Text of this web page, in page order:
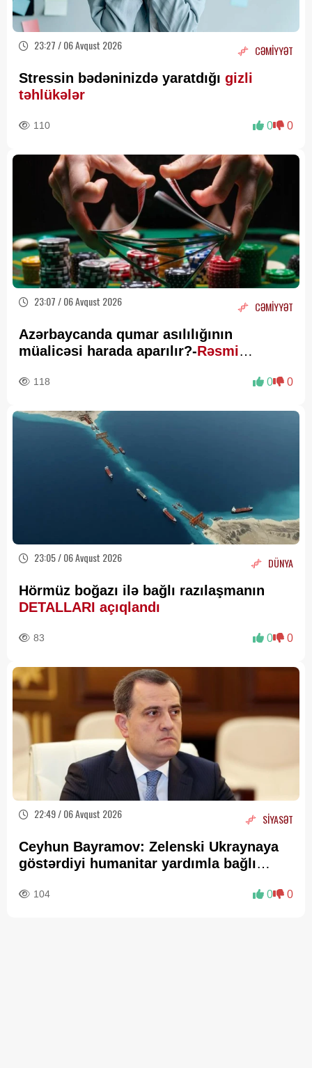
23:27 / 06 Avqust 2026 CƏMİYYƏT
Stressin bədəninizdə yaratdığı gizli
təhlükələr
110 0 0
23:07 / 06 Avqust 2026 CƏMİYYƏT
Azərbaycanda qumar asılılığının
müalicəsi harada aparılır?-Rəsmi
118 0 0
23:05 / 06 Avqust 2026 DÜNYA
Hörmüz boğazı ilə bağlı razılaşmanın
DETALLARI açıqlandı
83 0 0
22:49 / 06 Avqust 2026 SİYASƏT
Ceyhun Bayramov: Zelenski Ukraynaya
göstərdiyi humanitar yardımla bağlı
104 0 0